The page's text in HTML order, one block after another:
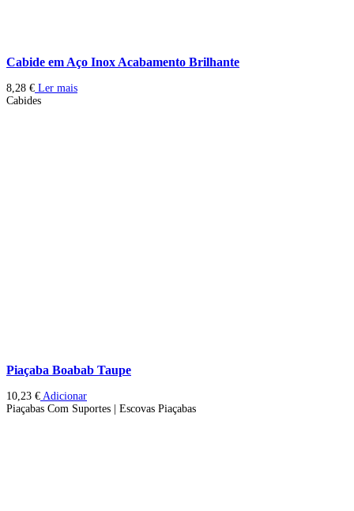
Cabide em Aço Inox Acabamento Brilhante
8,28 € Ler mais
Cabides
Piaçaba Boabab Taupe
10,23 € Adicionar
Piaçabas Com Suportes | Escovas Piaçabas